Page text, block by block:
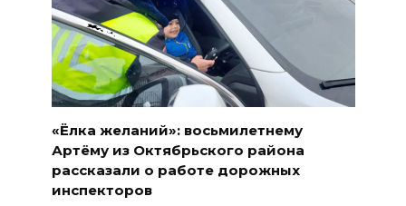
«Ёлка желаний»: восьмилетнему
Артёму из Октябрьского района
рассказали о работе дорожных
инспекторов